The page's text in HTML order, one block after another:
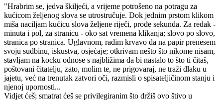
"Hrabrim se, jedva škiljeći, a vrijeme potrošeno na potragu za
kućicom željenog slova se utrostručuje. Dok jednim prstom klikom
miša naciljam kućicu slova željene riječi, prođe sekunda. Za redak -
minuta i pol, za stranicu - oko sat vremena klikanja; slovo po slovo,
stranica po stranica. Uglavnom, radim krvavo da na papir prenesem
svoju sudbinu, iskustva, osjećaje; otkrivam nešto što nikome nisam,
stavljam na kocku odnose s najbližima da bi nastalo to što ti čitaš,
poštovani čitatelju, zato, molim te, ne prigovaraj, ne traži dlaku u
jajetu, već na trenutak zatvori oči, razmisli o spisateljičinom stanju i
njenoj upornosti...
Vidjet ćeš; smatrat ćeš se privilegiranim što držiš ovo štivo u